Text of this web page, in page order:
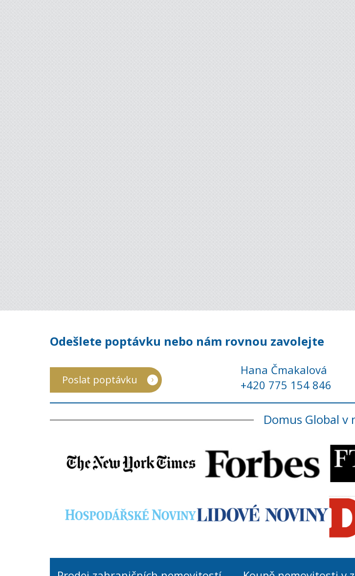
Odešlete poptávku nebo nám rovnou zavolejte
Poslat poptávku
Hana Čmakalová
+420 775 154 846
Domus Global v